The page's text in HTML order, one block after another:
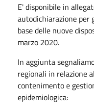
E' disponibile in
autodichiarazione per
base delle nuove
marzo 2020.
In aggiunta
regionali in relazione
contenimento e
epidemiologica: